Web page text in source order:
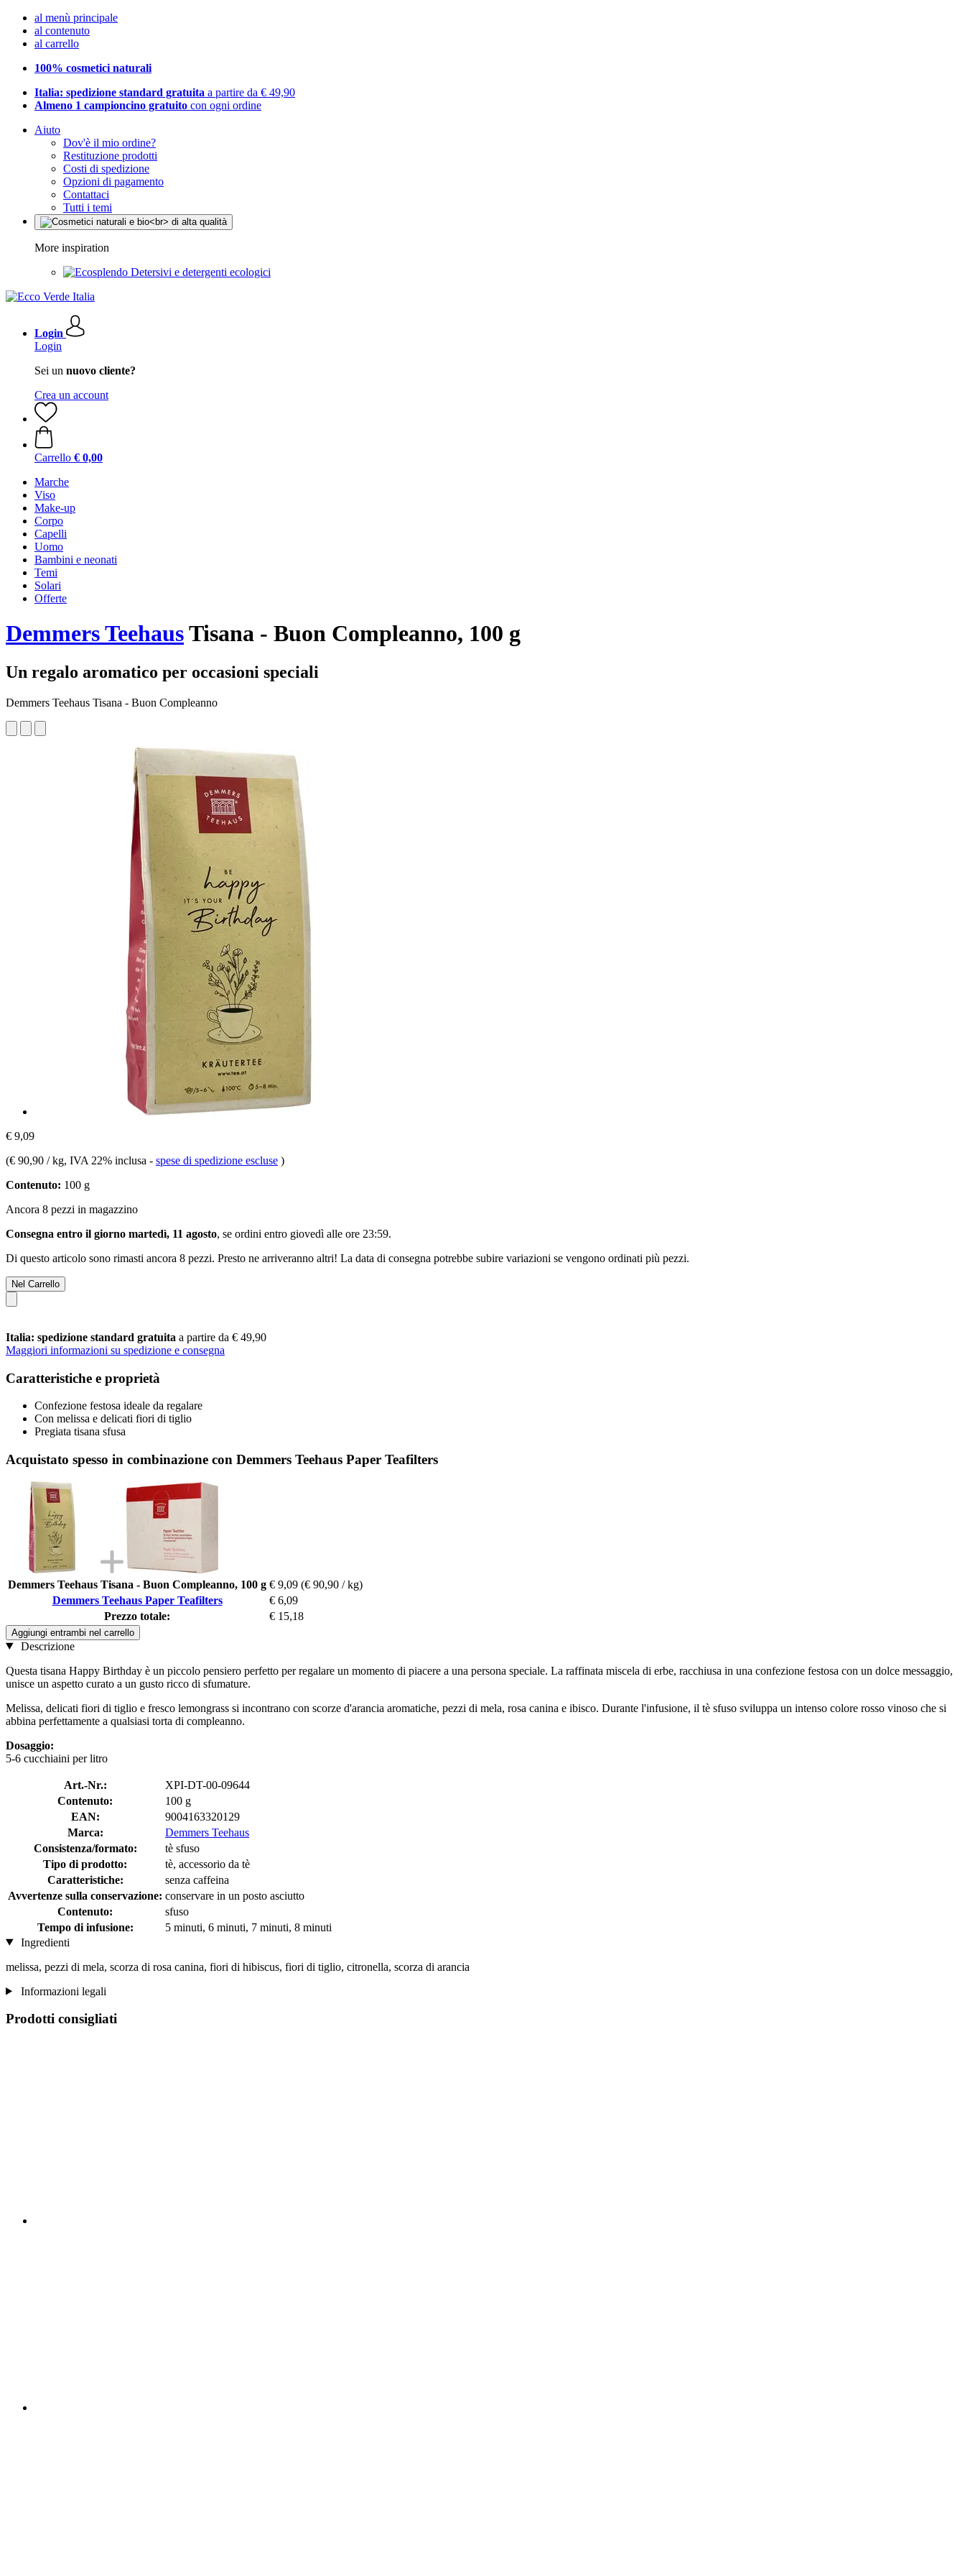
al menù principale
al contenuto
al carrello
100% cosmetici naturali
Italia: spedizione standard gratuita a partire da € 49,90
Almeno 1 campioncino gratuito con ogni ordine
Aiuto
Dov'è il mio ordine?
Restituzione prodotti
Costi di spedizione
Opzioni di pagamento
Contattaci
Tutti i temi
More inspiration
Detersivi e detergenti ecologici
Login
Login
Sei un nuovo cliente?
Crea un account
Carrello € 0,00
Marche
Viso
Make-up
Corpo
Capelli
Uomo
Bambini e neonati
Temi
Solari
Offerte
Demmers TeehausTisana - Buon Compleanno, 100 g
Un regalo aromatico per occasioni speciali
Demmers Teehaus Tisana - Buon Compleanno
€ 9,09
(€ 90,90 / kg, IVA 22% inclusa - spese di spedizione escluse )
Contenuto: 100 g
Ancora 8 pezzi in magazzino
Consegna entro il giorno martedì, 11 agosto, se ordini entro giovedì alle ore 23:59.
Di questo articolo sono rimasti ancora 8 pezzi. Presto ne arriveranno altri! La data di consegna potrebbe subire variazioni se vengono ordinati più pezzi.
Nel Carrello
Italia: spedizione standard gratuita a partire da € 49,90
Maggiori informazioni su spedizione e consegna
Caratteristiche e proprietà
Confezione festosa ideale da regalare
Con melissa e delicati fiori di tiglio
Pregiata tisana sfusa
Acquistato spesso in combinazione con Demmers Teehaus Paper Teafilters
Demmers Teehaus Tisana - Buon Compleanno, 100 g € 9,09 (€ 90,90 / kg)
Demmers Teehaus Paper Teafilters
€ 6,09
Prezzo totale:
€ 15,18
Aggiungi entrambi nel carrello
Descrizione
Questa tisana Happy Birthday è un piccolo pensiero perfetto per regalare un momento di piacere a una persona speciale. La raffinata miscela di erbe, racchiusa in una confezione festosa con un dolce messaggio,
unisce un aspetto curato a un gusto ricco di sfumature.
Melissa, delicati fiori di tiglio e fresco lemongrass si incontrano con scorze d'arancia aromatiche, pezzi di mela, rosa canina e ibisco. Durante l'infusione, il tè sfuso sviluppa un intenso colore rosso vinoso che si
abbina perfettamente a qualsiasi torta di compleanno.
Dosaggio:
5-6 cucchiaini per litro
Art.-Nr.:
XPI-DT-00-09644
Contenuto:
100 g
EAN:
9004163320129
Marca:
Demmers Teehaus
Consistenza/formato:
tè sfuso
Tipo di prodotto:
tè, accessorio da tè
Caratteristiche:
senza caffeina
Avvertenze sulla conservazione: conservare in un posto asciutto
Contenuto:
sfuso
Tempo di infusione:
5 minuti, 6 minuti, 7 minuti, 8 minuti
Ingredienti
melissa, pezzi di mela, scorza di rosa canina, fiori di hibiscus, fiori di tiglio, citronella, scorza di arancia
Informazioni legali
Prodotti consigliati